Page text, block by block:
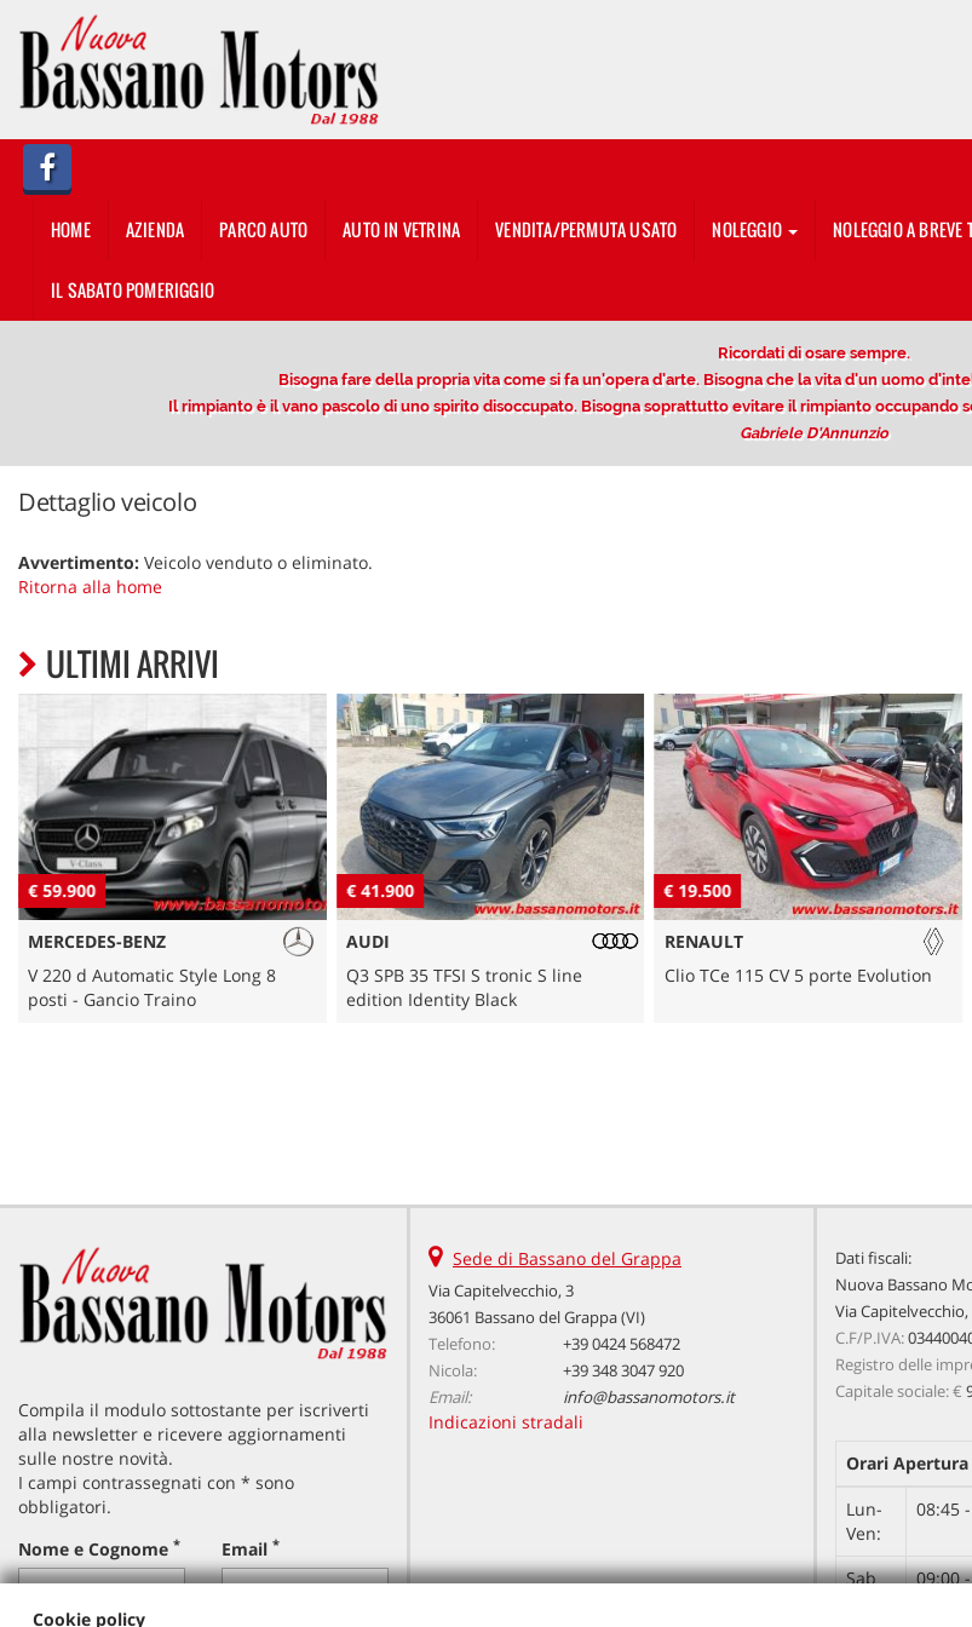
HOME
AZIENDA
PARCO AUTO
VENDITA/PERMUTA USATO
NLT
ASSISTENZA
CONTATTI
PROMO FINANZIAMENTI
IL SABATO POMERIGGIO
HOME AZIENDA PARCO AUTO AUTO IN VETRINA VENDITA/PERMUTA USATO NOLEGGIO NOLEGGIO A BREVE
IL SABATO POMERIGGIO
Ricordati di osare sempre.
Bisogna fare della propria vita come si fa un'opera d'arte. Bisogna che la vita d'un uomo
Il rimpianto è il vano pascolo di uno spirito disoccupato. Bisogna soprattutto evitare il rimpianto occupando
Gabriele D'Annunzio
Dettaglio veicolo
Avvertimento: Veicolo venduto o eliminato.
Ritorna alla home
ULTIMI ARRIVI
€ 59.900
MERCEDES-BENZ
V 220 d Automatic Style Long 8
posti - Gancio Traino
€ 41.900
AUDI
Q3 SPB 35 TFSI S tronic S line
edition Identity Black
€ 19.500
RENAULT
Clio TCe 115 CV 5 porte Evolution
Compila il modulo sottostante per iscriverti
alla newsletter e ricevere aggiornamenti
sulle nostre novità.
I campi contrassegnati con * sono
obbligatori.
Nome e Cognome * Email *
Sede di Bassano del Grappa
Via Capitelvecchio, 3
36061 Bassano del Grappa (VI)
Telefono:
+39 0424 568472
Nicola:
+39 348 3047 920
Email:
info@bassanomotors.it
Indicazioni stradali
Dati fiscali:
Nuova Bassano
Via
C.F/P.IVA:
Registro delle
Capitale sociale: €
Orari Apertura
Lun-
Ven:
08:45
Sab
09:00
Cookie policy